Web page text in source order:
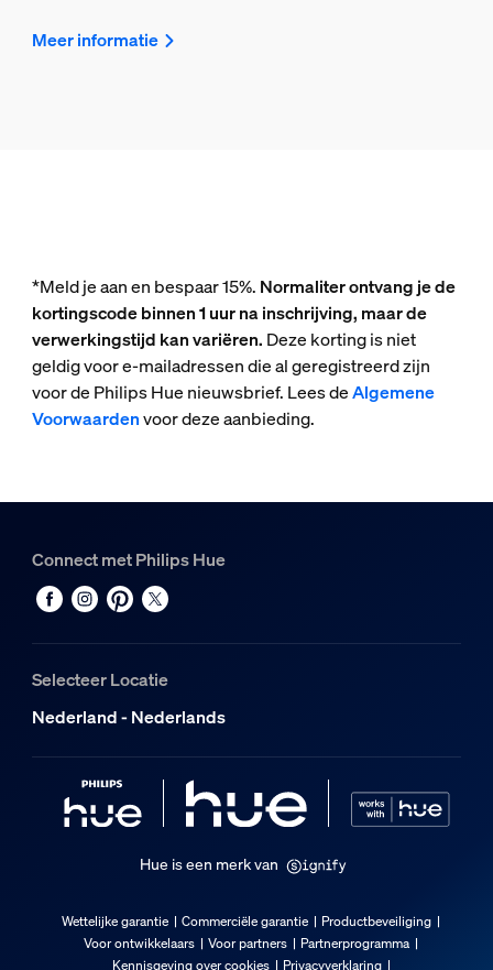
Meer informatie
*Meld je aan en bespaar 15%. Normaliter ontvang je de
kortingscode binnen 1 uur na inschrijving, maar de
verwerkingstijd kan variëren. Deze korting is niet
geldig voor e-mailadressen die al geregistreerd zijn
voor de Philips Hue nieuwsbrief. Lees deAlgemene
Voorwaardenvoor deze aanbieding.
Connect met Philips Hue
Selecteer Locatie
Nederland - Nederlands
Hue is een merk van
Wettelijke garantie Commerciële garantie
Productbeveiliging
Voor ontwikkelaars
Voor partners
Partnerprogramma
Kennisgeving over cookies
Privacyverklaring